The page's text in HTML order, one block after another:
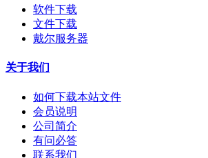
软件下载
文件下载
戴尔服务器
关于我们
如何下载本站文件
会员说明
公司简介
有问必答
联系我们